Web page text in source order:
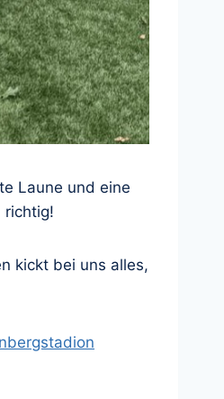
Laune und eine
richtig!
kickt bei uns alles,